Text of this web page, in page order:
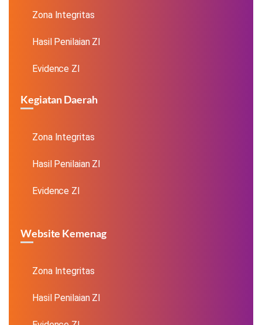
Zona Integritas
Hasil Penilaian ZI
Evidence ZI
Kegiatan Daerah
Zona Integritas
Hasil Penilaian ZI
Evidence ZI
Website Kemenag
Zona Integritas
Hasil Penilaian ZI